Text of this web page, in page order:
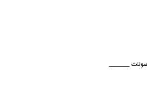
محصولات